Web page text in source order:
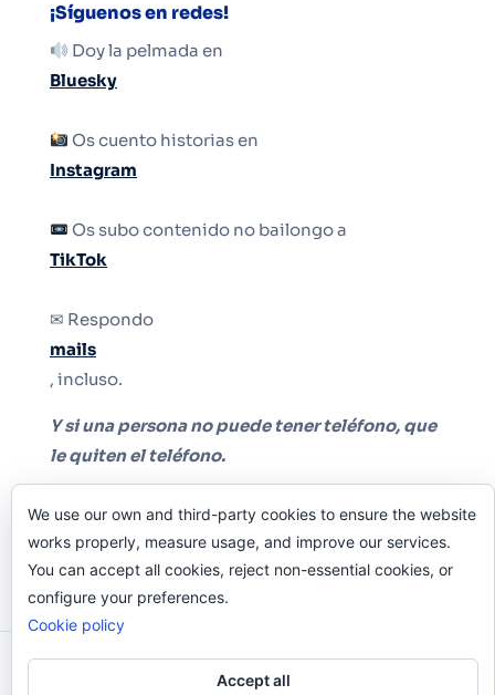
¡Síguenos en redes!
Doy la pelmada en
Bluesky
Os cuento historias en
Instagram
Os subo contenido no bailongo a
TikTok
✉ Respondo
mails
, incluso.
Y si una persona no puede tener teléfono, que
le quiten el teléfono.
Odi O'Malley © 2016-2025. Todos Los Derechos
We use our own and third-party cookies to ensure the website
works properly, measure usage, and improve our services.
You can accept all cookies, reject non-essential cookies, or
configure your preferences.
Cookie policy
Accept all